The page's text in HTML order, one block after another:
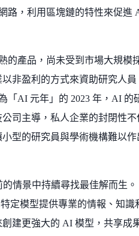
路，利用區塊鏈的特性來促進
的產品，尚未受到市場大規模
非盈利的方式來資助研究人員
「AI 元年」的 2023 年，AI 的
司主導，私人企業的封閉性不
型的研究員與學術機構難以作
情景中持續尋找最佳解而生。
定模型提供專業的情報、知識
建更強大的 AI 模型，共享成